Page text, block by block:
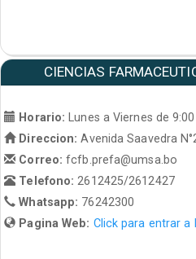
CIENCIAS
Horario: Lunes a Viernes de
Direccion: Avenida Saavedra
Correo:fcfb.prefa@umsa.bo
Telefono:2612425/2612427
Whatsapp: 76242300
Pagina Web: Click para entrar a